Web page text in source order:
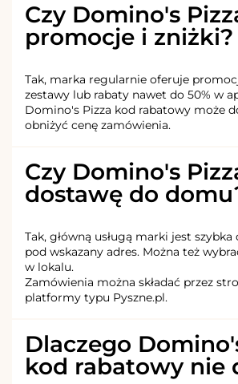
Czy Domino's
promocje i zniżki?
Tak, marka regularnie oferuje
zestawy lub rabaty nawet do 50% w
Domino's Pizza kod rabatowy może
obniżyć cenę zamówienia.
Czy Domino's
dostawę do
Tak, główną usługą marki jest
pod wskazany adres. Można też
w lokalu.
Zamówienia można składać przez
platformy typu Pyszne.pl.
Dlaczego
kod rabatowy nie